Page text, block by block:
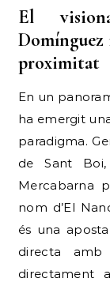
El
Domínguez
proximitat
En un
ha emergit
paradigma.
de Sant
Mercabarna
nom d’El
és una
directa
directament